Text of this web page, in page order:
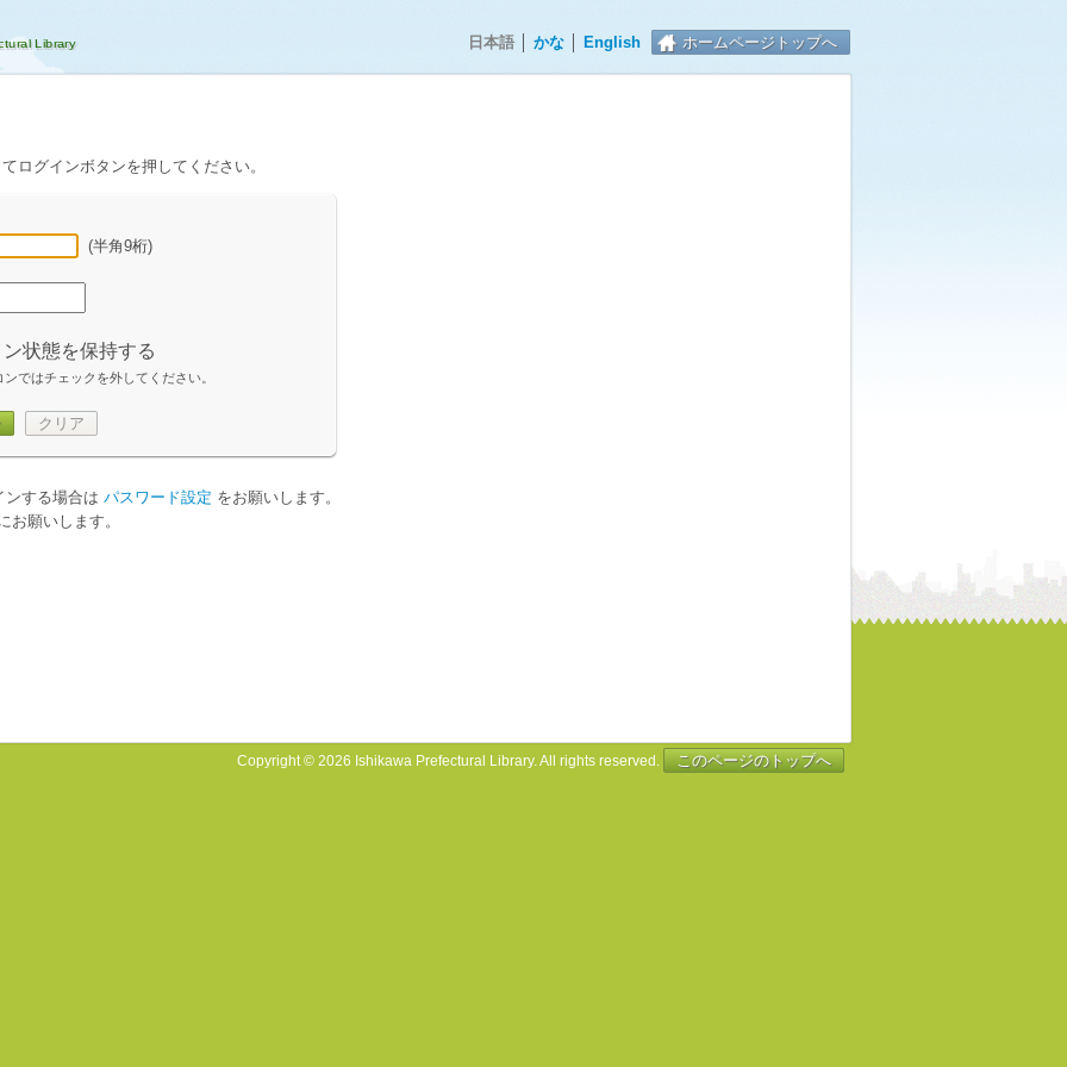
日本語 かな English ホームページトップへ
ログインボタンを押してください。
(半角9桁)
状態を保持する
ではチェックを外してください。
クリア
ンする場合は パスワード設定 をお願いします。
お願いします。
Copyright © 2026 Ishikawa Prefectural Library. All rights reserved. このページのトップへ